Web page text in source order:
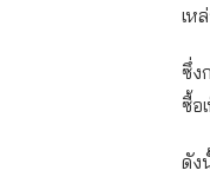
เห
ซึ่ง
ซื้อ
ดัง